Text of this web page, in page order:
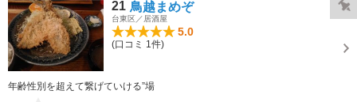
21 鳥越まめぞ
台東区／居酒屋
5.0
(口コミ 1件)
年齢性別を超えて繋げていける”場